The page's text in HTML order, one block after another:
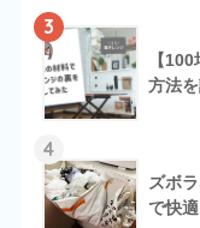
3
【
方法
4
ズボ
で快